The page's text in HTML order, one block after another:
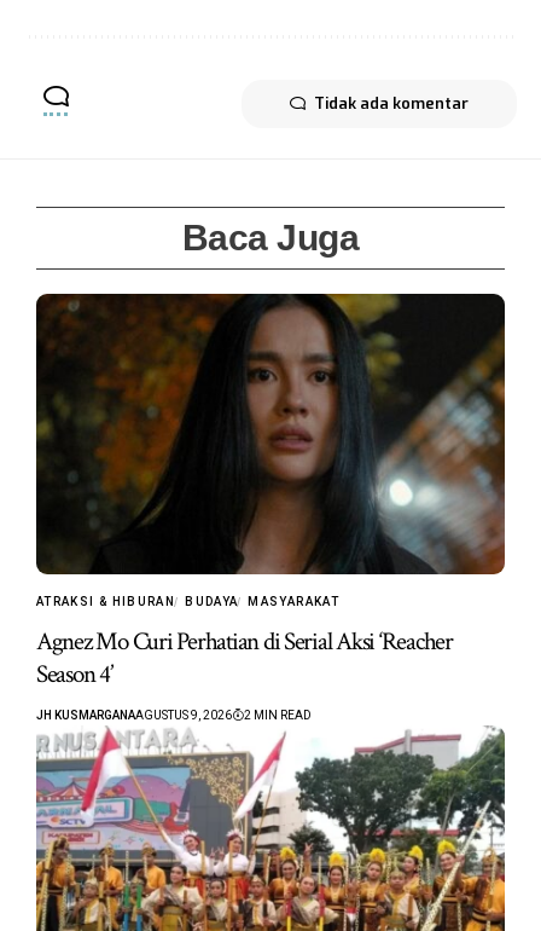
Tidak ada komentar
Baca Juga
ATRAKSI & HIBURAN BUDAYA MASYARAKAT
Agnez Mo Curi Perhatian di Serial Aksi ‘Reacher
Season 4’
JH KUSMARGANAAGUSTUS 9, 2026 2 MIN READ